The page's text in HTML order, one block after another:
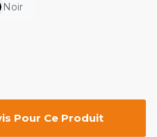
Noir
Pour Ce Produit